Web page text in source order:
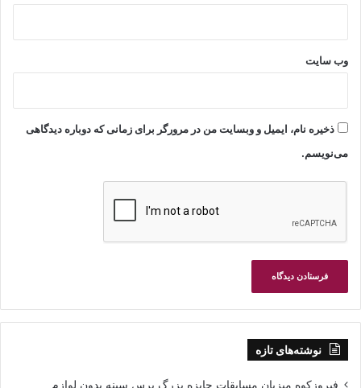
وب‌ سایت
ذخیره نام، ایمیل و وبسایت من در مرورگر برای زمانی که دوباره دیدگاهی
می‌نویسم.
نوشته‌های تازه
فیروزکوه میزبان مسابقات جایزه بزرگ پرس سینه بدون لوازم